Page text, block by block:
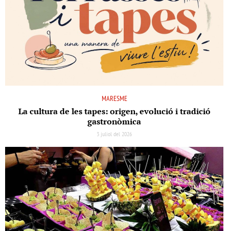
MARESME
La cultura de les tapes: origen, evolució i tradició
gastronòmica
3 juliol del 2026